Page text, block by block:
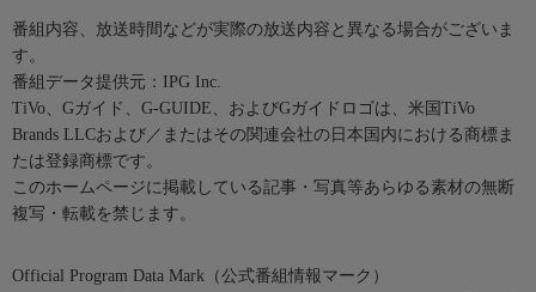
番組内容、放送時間などが実際の放送内容と異なる場合がございま
す。
番組データ提供元：IPG Inc.
TiVo、Gガイド、G-GUIDE、およびGガイドロゴは、米国TiVo
Brands LLCおよび／またはその関連会社の日本国内における商標ま
たは登録商標です。
このホームページに掲載している記事・写真等あらゆる素材の無断
複写・転載を禁じます。
Official Program Data Mark（公式番組情報マーク）